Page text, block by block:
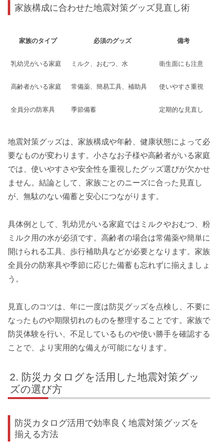
家族構成に合わせた地震対策グッズ見直し術
家族のタイプ 必須のグッズ 備考
乳幼児がいる家庭 ミルク、おむつ、水 衛生面にも注意
高齢者がいる家庭 常備薬、簡易工具、補助具 使いやすさ重視
全員分の防寒具 季節備蓄 定期的な見直し
地震対策グッズは、家族構成や年齢、健康状態によって必
要なものが変わります。小さなお子様や高齢者がいる家庭
では、使いやすさや安全性を重視したグッズ選びが欠かせ
ません。結論として、家族ごとのニーズに合った見直し
が、無駄のない備蓄と安心につながります。
具体例として、乳幼児がいる家庭ではミルクやおむつ、粉
ミルク用の水が必須です。高齢者の場合は常備薬や簡単に
開けられる工具、歩行補助具などが必要となります。家族
全員分の防寒具や季節に応じた備蓄も忘れずに揃えましょ
う。
見直しのコツは、年に一度は防災グッズを点検し、不要に
なったものや期限切れのものを整理することです。家族で
防災体験を行い、不足しているものや使い勝手を確認する
ことで、より実用的な備えが可能になります。
防災カタログを活用した地震対策グッ
ズの選び方
防災カタログ活用で効率良く地震対策グッズを
揃える方法